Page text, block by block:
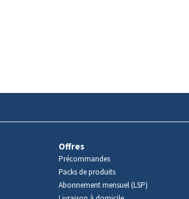
Offres
Précommandes
Packs de produits
Abonnement mensuel (LSP)